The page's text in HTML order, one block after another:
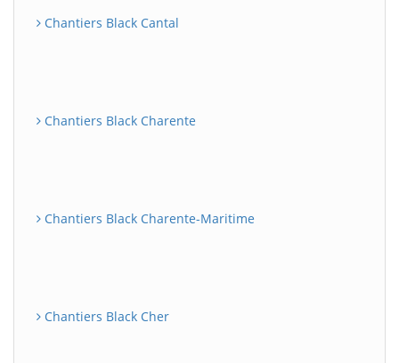
Chantiers Black Cantal
Chantiers Black Charente
Chantiers Black Charente-Maritime
Chantiers Black Cher